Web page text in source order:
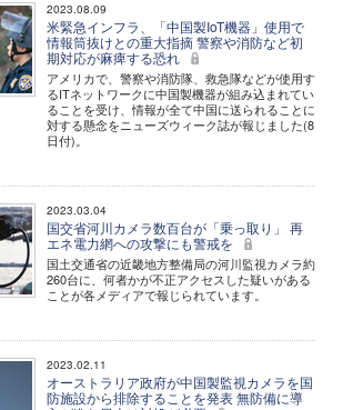
2023.08.09
米緊急インフラ、「中国製IoT機器」使用で
情報筒抜けとの重大指摘 警察や消防など初
期対応が麻痺する恐れ
アメリカで、警察や消防隊、救急隊などが使用す
るITネットワークに中国製機器が組み込まれてい
ることを受け、情報が全て中国に送られることに
対する懸念をニューズウィーク誌が報じました(8
日付)。
2023.03.04
国交省河川カメラ数百台が「乗っ取り」 再
エネ電力網への攻撃にも警戒を
国土交通省の近畿地方整備局の河川監視カメラ約
260台に、何者かが不正アクセスした疑いがある
ことが各メディアで報じられています。
2023.02.11
オーストラリア政府が中国製監視カメラを国
防施設から排除することを発表 無防備に導